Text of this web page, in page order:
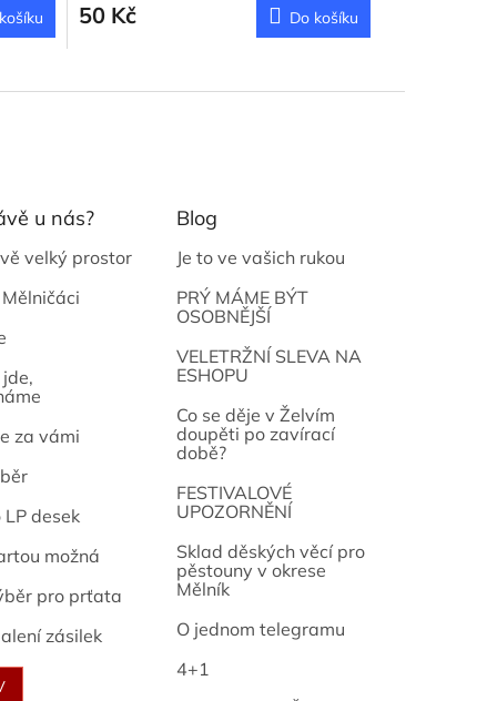
50 Kč Do košíku
u nás?
velký prostor
za vámi
desek
možná
pro prťata
zásilek
Blog
Je to ve vašich rukou
PRÝ MÁME BÝT
OSOBNĚJŠÍ
VELETRŽNÍ SLEVA NA
ESHOPU
Co se děje v Želvím
doupěti po zavírací
době?
FESTIVALOVÉ
UPOZORNĚNÍ
Sklad děských věcí pro
pěstouny v okrese
Mělník
O jednom telegramu
4+1